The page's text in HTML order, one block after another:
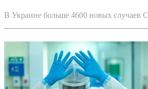
В Украине больше 4600 новых случаев